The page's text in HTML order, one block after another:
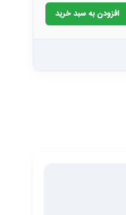
افزودن به سبد خرید